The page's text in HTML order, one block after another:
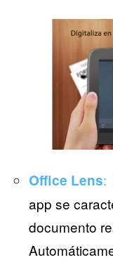
Office Lens:
app se
documento